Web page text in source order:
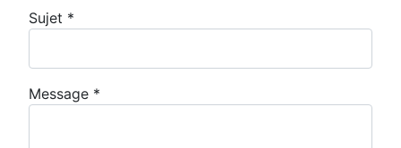
Sujet *
Message *